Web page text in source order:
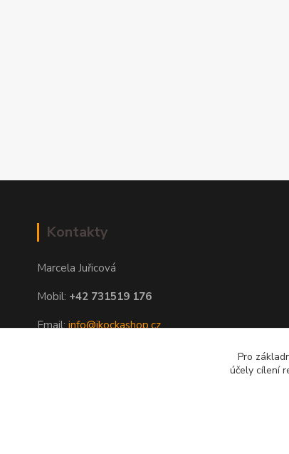
Kontakty
Marcela Juřicová
Mobil: +42 731519 176
Email:info@ikockashop.cz
Pro
účely cílení